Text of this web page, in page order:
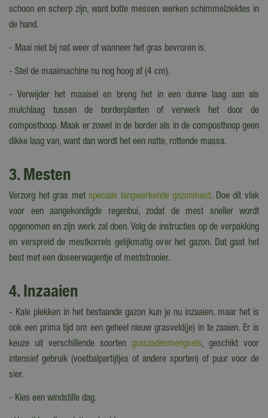
schoon en scherp zijn, want botte messen werken schimmelziektes in
de hand.
- Maai niet bij nat weer of wanneer het gras bevroren is.
- Stel de maaimachine nu nog hoog af (4 cm).
- Verwijder het maaisel en breng het in een dunne laag aan als
mulchlaag tussen de borderplanten of verwerk het door de
composthoop. Maak er zowel in de border als in de composthoop geen
dikke laag van, want dan wordt het een natte, rottende massa.
3. Mesten
Verzorg het gras metspeciale langwerkende gazonmest. Doe dit vlak
voor een aangekondigde regenbui, zodat de mest sneller wordt
opgenomen en zijn werk zal doen. Volg de instructies op de verpakking
en verspreid de mestkorrels gelijkmatig over het gazon. Dat gaat het
best met een doseerwagentje of meststrooier.
4. Inzaaien
- Kale plekken in het bestaande gazon kun je nu inzaaien, maar het is
ook een prima tijd om een geheel nieuw grasveld(je) in te zaaien. Er is
keuze uit verschillende soorten graszadenmengsels, geschikt voor
intensief gebruik (voetbalpartijtjes of andere sporten) of puur voor de
sier.
- Kies een windstille dag.